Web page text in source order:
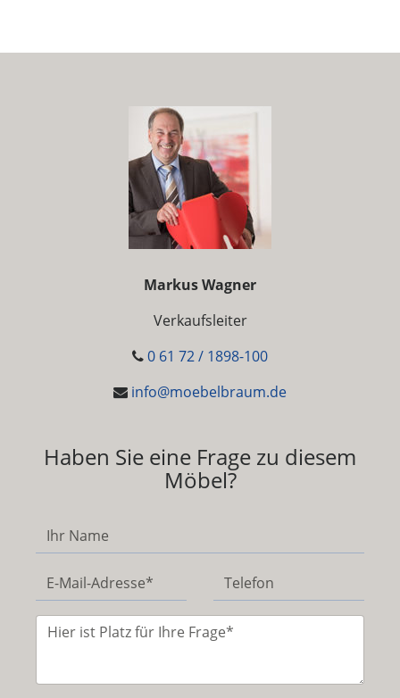
Markus Wagner
Verkaufsleiter
0 61 72 / 1898-100
info@moebelbraum.de
Haben Sie eine Frage zu diesem
Möbel?